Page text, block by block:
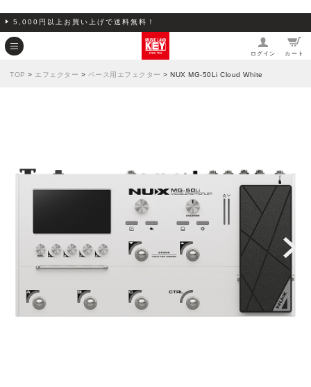
5,000円以上お買い上げで送料無料！
ログイン カート
TOP > エフェクター > ベース用エフェクター > NUX MG-50Li Cloud White